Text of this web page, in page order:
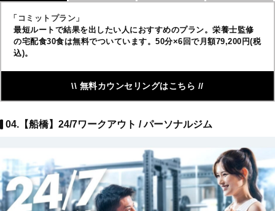
「コミットプラン」
最短ルートで結果を出したい人におすすめのプラン。栄養士監修
の宅配食30食は無料でついています。50分×6回で月額79,200円(税
込)。
\\ 無料カウンセリングはこちら //
04.【船橋】24/7ワークアウト / パーソナルジム